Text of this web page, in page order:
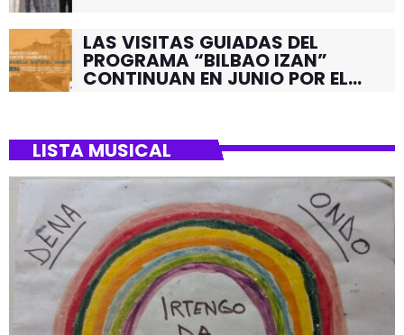
LAS VISITAS GUIADAS DEL
PROGRAMA “BILBAO IZAN”
CONTINUAN EN JUNIO POR EL
LISTA MUSICAL